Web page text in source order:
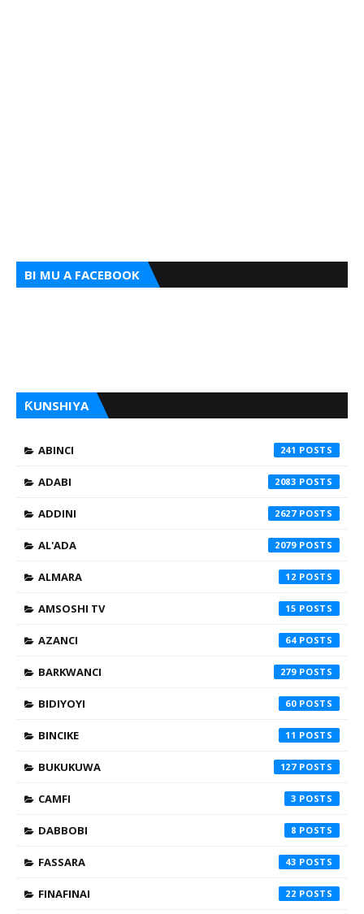
BI MU A FACEBOOK
ƘUNSHIYA
ABINCI 241
ADABI 2083
ADDINI 2627
AL'ADA 2079
ALMARA 12
AMSOSHI TV 15
AZANCI 64
BARKWANCI 279
BIDIYOYI 60
BINCIKE 11
BUKUKUWA 127
CAMFI 3
DABBOBI 8
FASSARA 43
FINAFINAI 22